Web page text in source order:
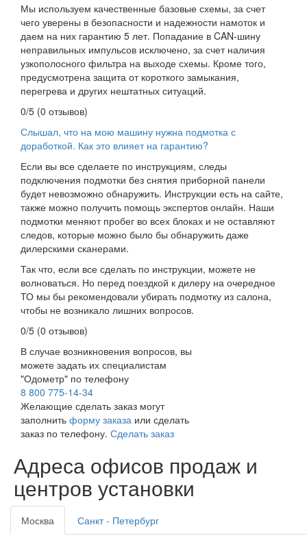
Мы используем качественные базовые схемы, за счет
чего уверены в безопасности и надежности намоток и
даем на них гарантию 5 лет. Попадание в CAN-шину
неправильных импульсов исключено, за счет наличия
узкополосного фильтра на выходе схемы. Кроме того,
предусмотрена защита от короткого замыкания,
перегрева и других нештатных ситуаций.
0/5 (0 отзывов)
Слышал, что на мою машину нужна подмотка с
доработкой. Как это влияет на гарантию?
Если вы все сделаете по инструкциям, следы
подключения подмотки без снятия приборной панели
будет невозможно обнаружить. Инструкции есть на сайте,
также можно получить помощь экспертов онлайн. Наши
подмотки меняют пробег во всех блоках и не оставляют
следов, которые можно было бы обнаружить даже
дилерскими сканерами.
Так что, если все сделать по инструкции, можете не
волноваться. Но перед поездкой к дилеру на очередное
ТО мы бы рекомендовали убирать подмотку из салона,
чтобы не возникало лишних вопросов.
0/5 (0 отзывов)
В случае возникновения вопросов, вы
можете задать их специалистам
"Одометр" по телефону
8 800 775-14-34
Желающие сделать заказ могут
заполнить форму заказа или сделать
заказ по телефону. Сделать заказ
Адреса офисов продаж и
центров установки
Москва
Санкт - Петербург